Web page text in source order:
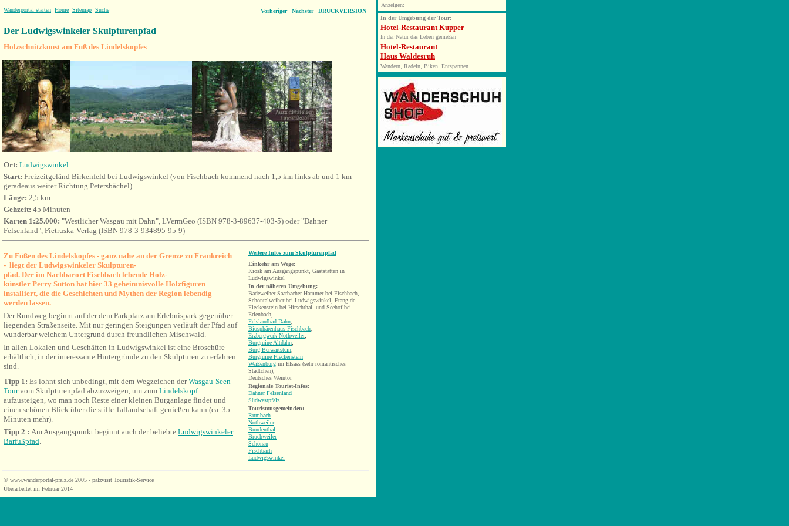
Wanderportal starten Home Sitemap Suche Vorheriger Nächster DRUCKVERSION
Der Ludwigswinkeler Skulpturenpfad
Holzschnitzkunst am Fuß des Lindelskopfes
Ort: Ludwigswinkel
Start: Freizeitgeländ Birkenfeld bei Ludwigswinkel (von Fischbach kommend nach 1,5 km links ab und 1 km
geradeaus weiter Richtung Petersbächel)
Länge: 2,5 km
Gehzeit: 45 Minuten
Karten 1:25.000: "Westlicher Wasgau mit Dahn", LVermGeo (ISBN 978-3-89637-403-5) oder "Dahner
Felsenland", Pietruska-Verlag (ISBN 978-3-934895-95-9)
Zu Füßen des Lindelskopfes - ganz nahe an der Grenze zu Frankreich
- liegt der Ludwigswinkeler Skulpturen-
pfad. Der im Nachbarort Fischbach lebende Holz-
künstler Perry Sutton hat hier 33 geheimnisvolle Holzfiguren
installiert, die die Geschichten und Mythen der Region lebendig
werden lassen.
Der Rundweg beginnt auf der dem Parkplatz am Erlebnispark gegenüber
liegenden Straßenseite. Mit nur geringen Steigungen verläuft der Pfad auf
wunderbar weichem Untergrund durch freundlichen Mischwald.
In allen Lokalen und Geschäften in Ludwigswinkel ist eine Broschüre
erhältlich, in der interessante Hintergründe zu den Skulpturen zu erfahren
sind.
Tipp 1: Es lohnt sich unbedingt, mit dem Wegzeichen derWasgau-Seen-
Tourvom Skulpturenpfad abzuzweigen, um zum Lindelskopf
aufzusteigen, wo man noch Reste einer kleinen Burganlage findet und
einen schönen Blick über die stille Tallandschaft genießen kann (ca. 35
Minuten mehr).
Tipp 2 : Am Ausgangspunkt beginnt auch der beliebte Ludwigswinkeler
Barfußpfad.
Weitere Infos zum Skulpturenpfad
Einkehr am Wege:
Kiosk am Ausgangspunkt, Gaststätten in
Ludwigswinkel
In der näheren Umgebung:
Badeweiher Saarbacher Hammer bei Fischbach,
Schöntalweiher bei Ludwigswinkel, Etang de
Fleckenstein bei Hirschthal und Seehof bei
Erlenbach,
Felslandbad Dahn
Biosphärenhaus Fischbach
Erzbergwerk Nothweiler,
Burgruine Altdahn
Burg Berwartstein
Burgruine Fleckenstein
Weißenburg im Elsass (sehr romantisches
Städtchen),
Deutsches Weintor
Regionale Tourist-Infos:
Dahner Felsenland
Südwestpfalz
Tourismusgemeinden:
Rumbach
Nothweiler
Bundenthal
Bruchweiler
Schönau
Fischbach
Ludwigswinkel
© www.wanderportal-pfalz.de 2005 - palzvisit Touristik-Service
Überarbeitet im Februar 2014
Anzeigen:
In der Umgebung der Tour:
Hotel-Restaurant Kupper
In der Natur das Leben genießen
Hotel-Restaurant
Haus Waldesruh
Wandern, Radeln, Biken, Entspannen